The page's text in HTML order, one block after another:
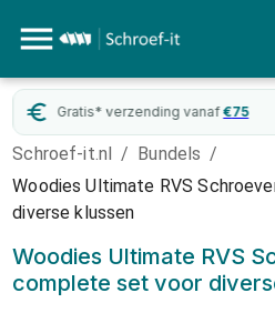
Gratis* verzending vanaf €75
Schroef-it.nl / Bundels /
Woodies Ultimate RVS
diverse klussen
Woodies Ultimate RVS
complete set voor